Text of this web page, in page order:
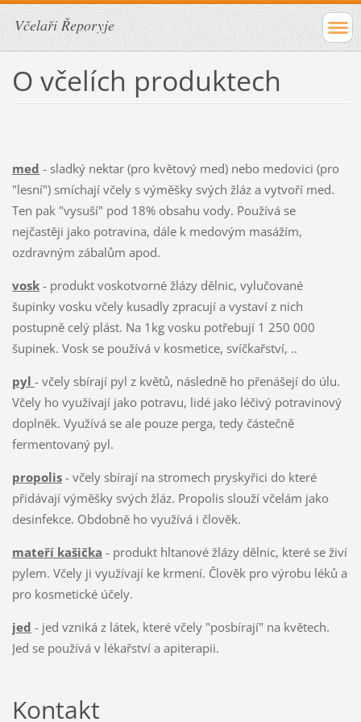
Včelaři Řeporyje
O včelích produktech
med - sladký nektar (pro květový med) nebo medovici (pro
"lesní") smíchají včely s výměšky svých žláz a vytvoří med.
Ten pak "vysuší" pod 18% obsahu vody. Používá se
nejčastěji jako potravina, dále k medovým masážím,
ozdravným zábalům apod.
vosk- produkt voskotvorné žlázy dělnic, vylučované
šupinky vosku včely kusadly zpracují a vystaví z nich
postupně celý plást. Na 1kg vosku potřebují 1 250 000
šupinek. Vosk se používá v kosmetice, svíčkařství, ..
pyl - včely sbírají pyl z květů, následně ho přenášejí do úlu.
Včely ho využívají jako potravu, lidé jako léčivý potravinový
doplněk. Využívá se ale pouze perga, tedy částečně
fermentovaný pyl.
propolis- včely sbírají na stromech pryskyřici do které
přidávají výměšky svých žláz. Propolis slouží včelám jako
desinfekce. Obdobně ho využívá i člověk.
mateří kašička - produkt hltanové žlázy dělnic, které se živí
pylem. Včely ji využívají ke krmení. Člověk pro výrobu léků a
pro kosmetické účely.
jed - jed vzniká z látek, které včely "posbírají" na květech.
Jed se používá v lékařství a apiterapii.
Kontakt